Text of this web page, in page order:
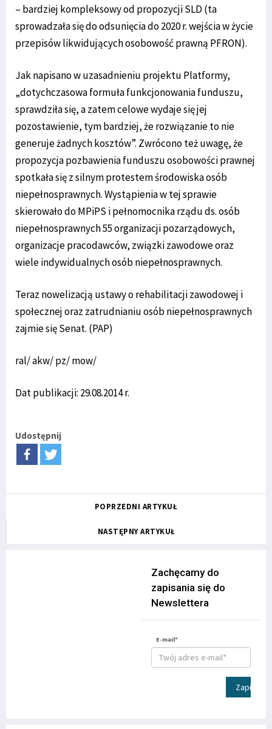
– bardziej kompleksowy od propozycji SLD (ta
sprowadzała się do odsunięcia do 2020 r. wejścia w życie
przepisów likwidujących osobowość prawną PFRON).
Jak napisano w uzasadnieniu projektu Platformy,
„dotychczasowa formuła funkcjonowania funduszu,
sprawdziła się, a zatem celowe wydaje się jej
pozostawienie, tym bardziej, że rozwiązanie to nie
generuje żadnych kosztów”. Zwrócono też uwagę, że
propozycja pozbawienia funduszu osobowości prawnej
spotkała się z silnym protestem środowiska osób
niepełnosprawnych. Wystąpienia w tej sprawie
skierowało do MPiPS i pełnomocnika rządu ds. osób
niepełnosprawnych 55 organizacji pozarządowych,
organizacje pracodawców, związki zawodowe oraz
wiele indywidualnych osób niepełnosprawnych.
Teraz nowelizacją ustawy o rehabilitacji zawodowej i
społecznej oraz zatrudnianiu osób niepełnosprawnych
zajmie się Senat. (PAP)
ral/ akw/ pz/ mow/
Dat publikacji: 29.08.2014 r.
Udostępnij
POPRZEDNI ARTYKUŁ
NASTĘPNY ARTYKUŁ
Zachęcamy do
zapisania się do
Newslettera
E-mail*
Zapisz